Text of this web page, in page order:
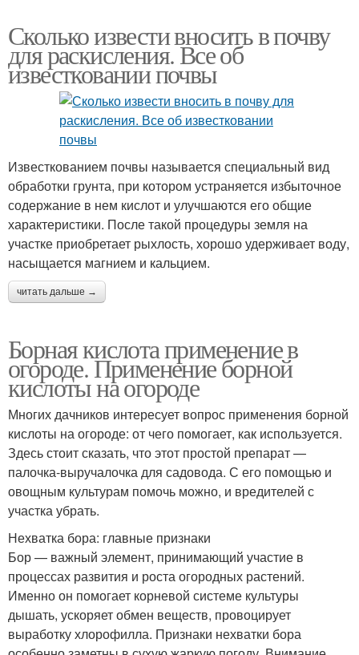
Сколько извести вносить в почву
для раскисления. Все об
известковании почвы
Известкованием почвы называется специальный вид
обработки грунта, при котором устраняется избыточное
содержание в нем кислот и улучшаются его общие
характеристики. После такой процедуры земля на
участке приобретает рыхлость, хорошо удерживает воду,
насыщается магнием и кальцием.
читать дальше →
Борная кислота применение в
огороде. Применение борной
кислоты на огороде
Многих дачников интересует вопрос применения борной
кислоты на огороде: от чего помогает, как используется.
Здесь стоит сказать, что этот простой препарат —
палочка-выручалочка для садовода. С его помощью и
овощным культурам помочь можно, и вредителей с
участка убрать.
Нехватка бора: главные признаки
Бор — важный элемент, принимающий участие в
процессах развития и роста огородных растений.
Именно он помогает корневой системе культуры
дышать, ускоряет обмен веществ, провоцирует
выработку хлорофилла. Признаки нехватки бора